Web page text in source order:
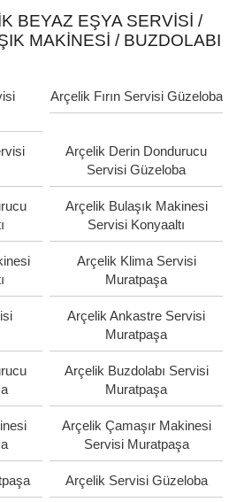
BEYAZ EŞYA SERVISI /
MAKINESI / BUZDOLABI
Arçelik Fırın Servisi Güzeloba
Arçelik Derin Dondurucu
Servisi Güzeloba
Arçelik Bulaşık Makinesi
Servisi Konyaaltı
Arçelik Klima Servisi
Muratpaşa
Arçelik Ankastre Servisi
Muratpaşa
Arçelik Buzdolabı Servisi
Muratpaşa
Arçelik Çamaşır Makinesi
Servisi Muratpaşa
Arçelik Servisi Güzeloba